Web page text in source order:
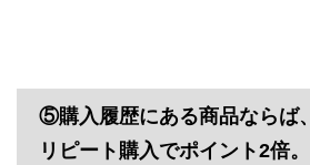
⑤購入履歴にある商品ならば
リピート購入でポイント2倍。